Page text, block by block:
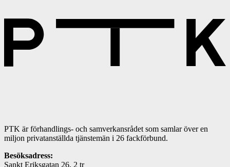
PTK är förhandlings- och samverkansrådet som samlar över en
miljon privatanställda tjänstemän i 26 fackförbund.
Besöksadress:
Sankt Eriksgatan 26, 2 tr